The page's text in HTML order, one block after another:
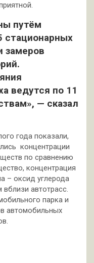
путём
стационарных
замеров
ведутся по 11
— сказал
года показали,
концентрации
по сравнению
концентрация
– оксид углерода
автотрасс.
парка и
автомобильных